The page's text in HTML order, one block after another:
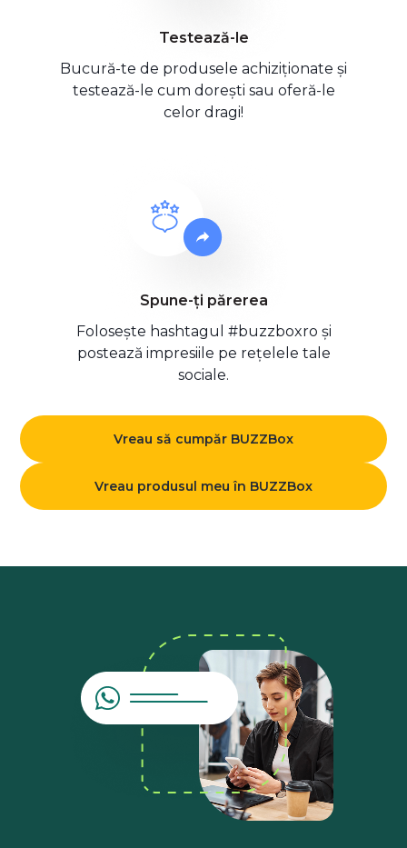
Testează-le
Bucură-te de produsele achiziționate și
testează-le cum dorești sau oferă-le
celor dragi!
Spune-ți părerea
Folosește hashtagul #buzzboxro și
postează impresiile pe rețelele tale
sociale.
Vreau să cumpăr BUZZBox
Vreau produsul meu în BUZZBox